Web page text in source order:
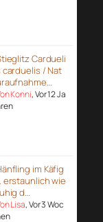
Cardueli
carduelis / Nat
Konni, Vor 12 Ja
im Käfig
erstaunlich wie
d…
Lisa, Vor 3 Woc